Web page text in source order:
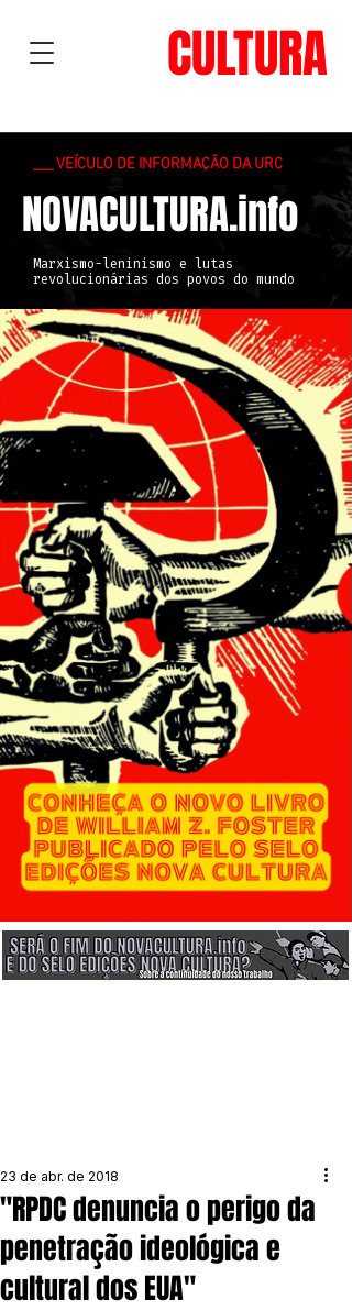
CULTURA
___ VEÍCULO DE INFORMAÇÃO DA URC
NOVACULTURA.info
Marxismo-leninismo e lutas
revolucionárias dos povos do mundo
"RPDC denuncia o perigo da
penetração ideológica e
cultural dos EUA"
23 de abr. de 2018